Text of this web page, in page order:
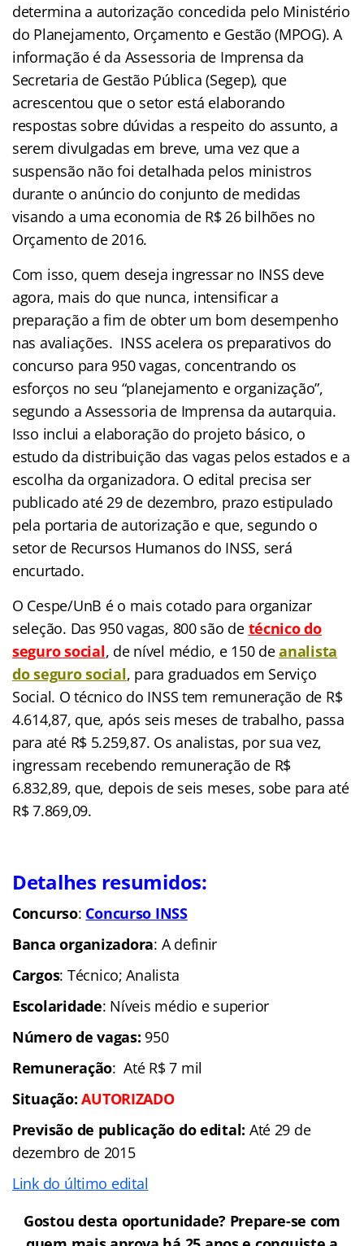
determina a autorização concedida pelo Ministério
do Planejamento, Orçamento e Gestão (MPOG). A
informação é da Assessoria de Imprensa da
Secretaria de Gestão Pública (Segep), que
acrescentou que o setor está elaborando
respostas sobre dúvidas a respeito do assunto, a
serem divulgadas em breve, uma vez que a
suspensão não foi detalhada pelos ministros
durante o anúncio do conjunto de medidas
visando a uma economia de R$ 26 bilhões no
Orçamento de 2016.
Com isso, quem deseja ingressar no INSS deve
agora, mais do que nunca, intensificar a
preparação a fim de obter um bom desempenho
nas avaliações. INSS acelera os preparativos do
concurso para 950 vagas, concentrando os
esforços no seu “planejamento e organização”,
segundo a Assessoria de Imprensa da autarquia.
Isso inclui a elaboração do projeto básico, o
estudo da distribuição das vagas pelos estados e a
escolha da organizadora. O edital precisa ser
publicado até 29 de dezembro, prazo estipulado
pela portaria de autorização e que, segundo o
setor de Recursos Humanos do INSS, será
encurtado.
O Cespe/UnB é o mais cotado para organizar
seleção. Das 950 vagas, 800 são de técnico do
seguro social, de nível médio, e 150 deanalista
do seguro social, para graduados em Serviço
Social. O técnico do INSS tem remuneração de R$
4.614,87, que, após seis meses de trabalho, passa
para até R$ 5.259,87. Os analistas, por sua vez,
ingressam recebendo remuneração de R$
6.832,89, que, depois de seis meses, sobe para até
R$ 7.869,09.
Detalhes resumidos:
Concurso: Concurso INSS
Banca organizadora: A definir
Cargos: Técnico; Analista
Escolaridade: Níveis médio e superior
Número de vagas: 950
Remuneração: Até R$ 7 mil
Situação:AUTORIZADO
Previsão de publicação do edital: Até 29 de
dezembro de 2015
Link do último edital
Gostou desta oportunidade? Prepare-se com